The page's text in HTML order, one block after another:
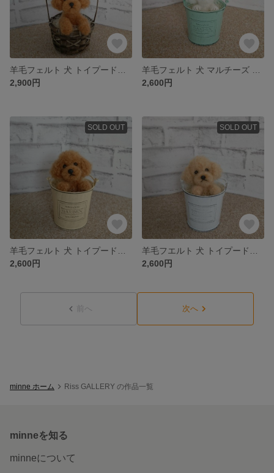
2,900円
2,600円
SOLD OUT
2,600円
SOLD OUT
2,600円
前へ 次へ
minne ホーム Riss GALLERY の作品一覧
minneを知る
minneについて